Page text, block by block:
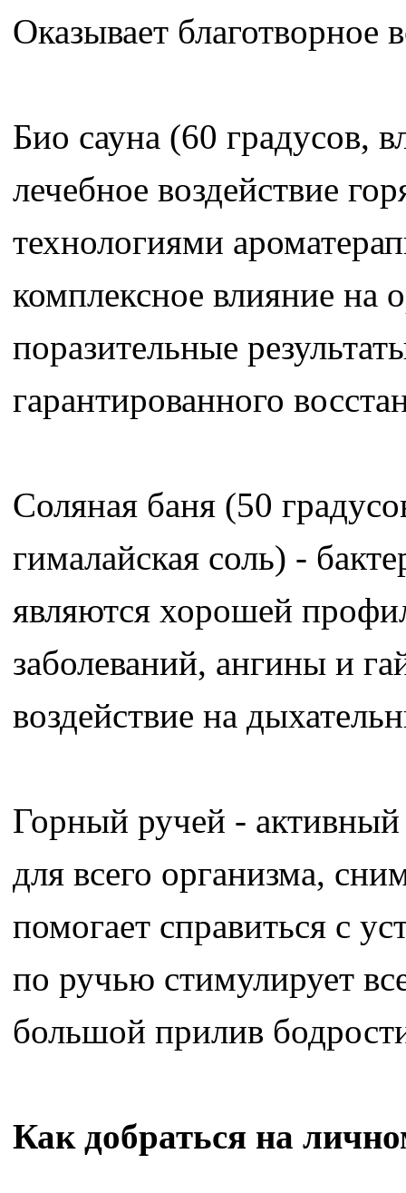
Оказывает благотворное
Био сауна (60 градусов,
лечебное воздействие
технологиями
комплексное влияние на
поразительные
гарантированного
Соляная баня (50
гималайская соль) -
являются хорошей
заболеваний, ангины и
воздействие на
Горный ручей - активный
для всего организма,
помогает справиться с
по ручью стимулирует
большой прилив
Как добраться на